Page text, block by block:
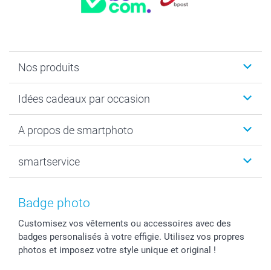
Nos produits
Cadeaux photo
Tirage photo & agrandissement
MyNameBook
Stickers & Etiquettes
Cadres photo, accessoires déco & bonbons
Calendrier photos & Agendas photo
Dénicheur d'idées cadeau
Idées cadeaux par occasion
Anniversaire
Fin d'études
Naissance & baptême
Fête des Pères
Toussaint
Rentrée des classes
A propos de smartphoto
Durabilité
Conditions
Droit de rétraction
Plaintes
Conditions générales
smartservice
smartgarantie
smartbonus
smartfriends
Modes de paiement
Badge photo
Customisez vos vêtements ou accessoires avec des
badges personalisés à votre effigie. Utilisez vos propres
photos et imposez votre style unique et original !